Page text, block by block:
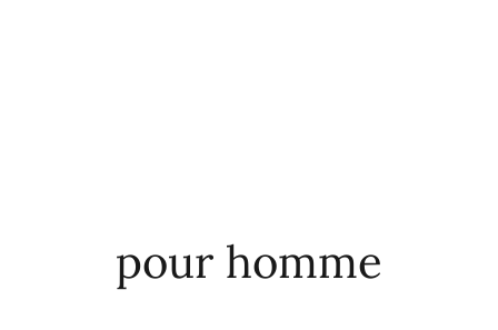
pour homme